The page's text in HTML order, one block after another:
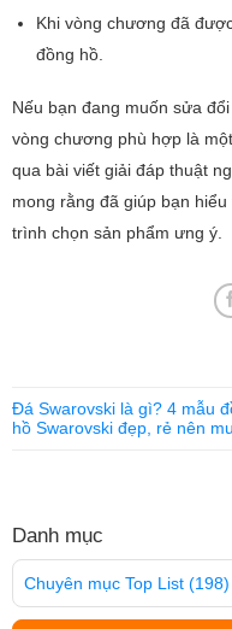
Khi vòng chương đã
đồng hồ.
Nếu bạn đang muốn sửa
vòng chương phù hợp là
qua bài viết giải đáp thuật
mong rằng đã giúp bạn
trình chọn sản phẩm ưng ý.
Đá Swarovski là gì? 4 mẫu
hồ Swarovski đẹp, rẻ nên
Danh mục
Chuyên mục Top List (198)